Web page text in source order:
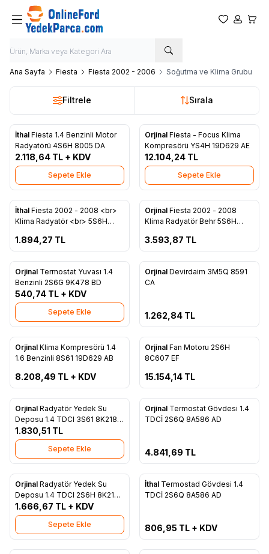
Favorilerim
Hesabım
Ana Sayfa Fiesta Fiesta 2002 - 2006 Soğutma ve Klima Grubu
Filtrele Sırala
Favorilere Ekle
İthal Fiesta 1.4 Benzinli Motor
Radyatörü 4S6H 8005 DA
2.118,64 TL + KDV
Sepete Ekle
Favorilere Ekle
Orjinal Fiesta - Focus Klima
Kompresörü YS4H 19D629 AE
12.104,24 TL
Sepete Ekle
Favorilere Ekle
İthal Fiesta 2002 - 2008 <br>
Klima Radyatör <br> 5S6H
1.894,27 TL
Favorilere Ekle
Tükendi
Orjinal Fiesta 2002 - 2008
Klima Radyatör Behr 5S6H
3.593,87 TL
Favorilere Ekle
Orjinal Termostat Yuvası 1.4
Benzinli 2S6G 9K478 BD
540,74 TL + KDV
Sepete Ekle
Favorilere Ekle
Tükendi
Orjinal Devirdaim 3M5Q 8591
CA
1.262,84 TL
Favorilere Ekle
Orjinal Klima Kompresörü 1.4
1.6 Benzinli 8S61 19D629 AB
8.208,49 TL + KDV
Favorilere Ekle
Tükendi
Orjinal Fan Motoru 2S6H
8C607 EF
15.154,14 TL
Favorilere Ekle
Orjinal Radyatör Yedek Su
Deposu 1.4 TDCI 3S61 8K218
AB
1.830,51 TL
Sepete Ekle
Favorilere Ekle
Tükendi
Orjinal Termostat Gövdesi 1.4
TDCİ 2S6Q 8A586 AD
4.841,69 TL
Favorilere Ekle
Orjinal Radyatör Yedek Su
Deposu 1.4 TDCI 2S6H 8K218
CB
1.666,67 TL + KDV
Sepete Ekle
Favorilere Ekle
Tükendi
İthal Termostad Gövdesi 1.4
TDCİ 2S6Q 8A586 AD
806,95 TL + KDV